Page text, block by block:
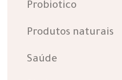
Probiotico
Produtos naturais
Saúde